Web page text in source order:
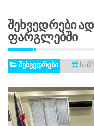
Შეხვედრები
Ფარგლებში
შეხვედრები